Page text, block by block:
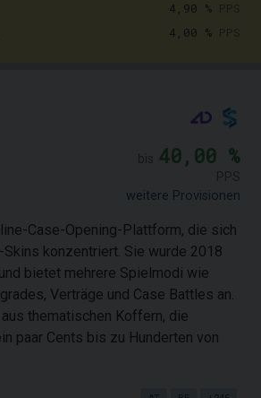
4,90 %
4,00 %
40,00 %
weitere Provisionen
Case-Opening-Plattform, die sich
Skins konzentriert. Sie wurde 2018
bietet mehrere Spielmodi wie
Verträge und Case Battles an.
thematischen Koffern, die
paar Cents bis zu Hunderten von